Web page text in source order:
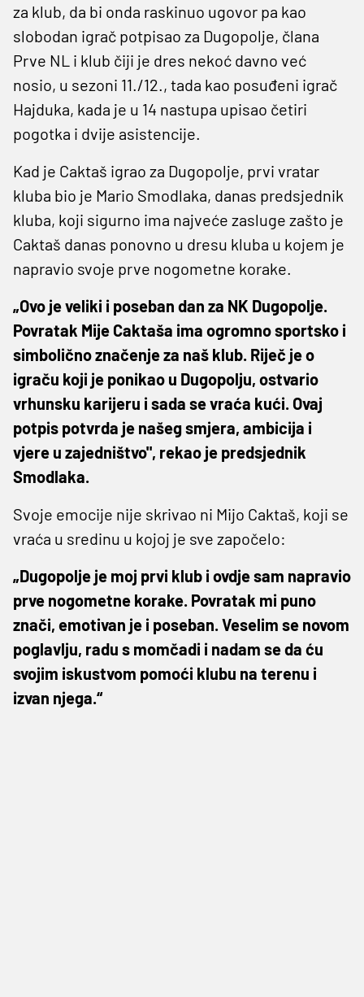
za klub, da bi onda raskinuo ugovor pa kao
slobodan igrač potpisao za Dugopolje, člana
Prve NL i klub čiji je dres nekoć davno već
nosio, u sezoni 11./12., tada kao posuđeni igrač
Hajduka, kada je u 14 nastupa upisao četiri
pogotka i dvije asistencije.
Kad je Caktaš igrao za Dugopolje, prvi vratar
kluba bio je Mario Smodlaka, danas predsjednik
kluba, koji sigurno ima najveće zasluge zašto je
Caktaš danas ponovno u dresu kluba u kojem je
napravio svoje prve nogometne korake.
„Ovo je veliki i poseban dan za NK Dugopolje.
Povratak Mije Caktaša ima ogromno sportsko i
simbolično značenje za naš klub. Riječ je o
igraču koji je ponikao u Dugopolju, ostvario
vrhunsku karijeru i sada se vraća kući. Ovaj
potpis potvrda je našeg smjera, ambicija i
vjere u zajedništvo", rekao je predsjednik
Smodlaka.
Svoje emocije nije skrivao ni Mijo Caktaš, koji se
vraća u sredinu u kojoj je sve započelo:
„Dugopolje je moj prvi klub i ovdje sam napravio
prve nogometne korake. Povratak mi puno
znači, emotivan je i poseban. Veselim se novom
poglavlju, radu s momčadi i nadam se da ću
svojim iskustvom pomoći klubu na terenu i
izvan njega.“